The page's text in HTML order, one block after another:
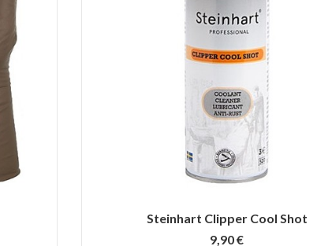
Steinhart Clipper Cool Shot
9,90 €